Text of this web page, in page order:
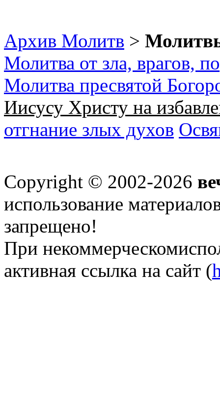
Архив Молитв >
Молитва от зла, врагов,
Молитва пресвятой
Иисусу Христу на
отгнание злых духов
Copyright © 2002-2026
использование
запрещено!
При
активная ссылка на сайт (